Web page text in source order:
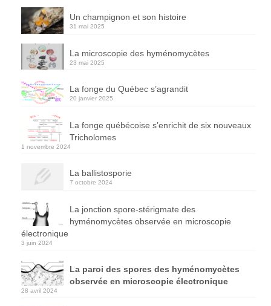
Un champignon et son histoire
31 mai 2025
La microscopie des hyménomycètes
23 mai 2025
La fonge du Québec s’agrandit
20 janvier 2025
La fonge québécoise s’enrichit de six nouveaux
Tricholomes
1 novembre 2024
La ballistosporie
7 octobre 2024
La jonction spore-stérigmate des
hyménomycètes observée en microscopie
électronique
3 juin 2024
La paroi des spores des hyménomycètes
observée en microscopie électronique
28 avril 2024